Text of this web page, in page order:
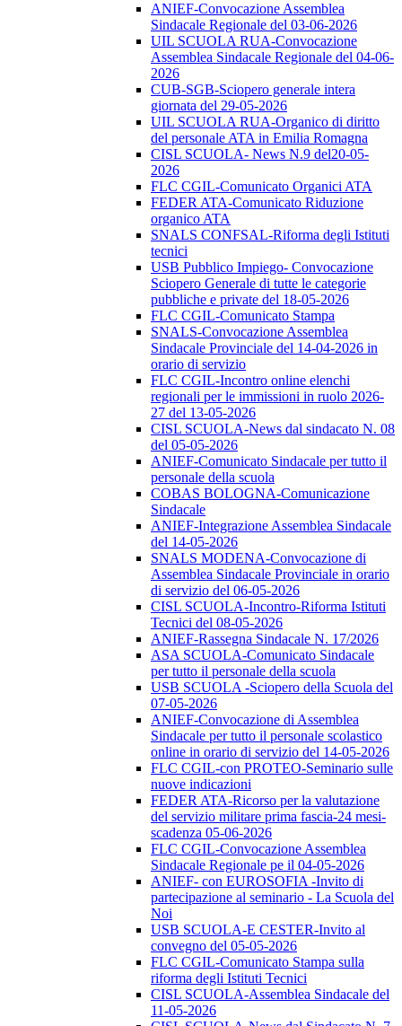
ANIEF-Convocazione Assemblea
Sindacale Regionale del 03-06-2026
UIL SCUOLA RUA-Convocazione
Assemblea Sindacale Regionale del 04-06-
2026
CUB-SGB-Sciopero generale intera
giornata del 29-05-2026
UIL SCUOLA RUA-Organico di diritto
del personale ATA in Emilia Romagna
CISL SCUOLA- News N.9 del20-05-
2026
FLC CGIL-Comunicato Organici ATA
FEDER ATA-Comunicato Riduzione
organico ATA
SNALS CONFSAL-Riforma degli Istituti
tecnici
USB Pubblico Impiego- Convocazione
Sciopero Generale di tutte le categorie
pubbliche e private del 18-05-2026
FLC CGIL-Comunicato Stampa
SNALS-Convocazione Assemblea
Sindacale Provinciale del 14-04-2026 in
orario di servizio
FLC CGIL-Incontro online elenchi
regionali per le immissioni in ruolo 2026-
27 del 13-05-2026
CISL SCUOLA-News dal sindacato N. 08
del 05-05-2026
ANIEF-Comunicato Sindacale per tutto il
personale della scuola
COBAS BOLOGNA-Comunicazione
Sindacale
ANIEF-Integrazione Assemblea Sindacale
del 14-05-2026
SNALS MODENA-Convocazione di
Assemblea Sindacale Provinciale in orario
di servizio del 06-05-2026
CISL SCUOLA-Incontro-Riforma Istituti
Tecnici del 08-05-2026
ANIEF-Rassegna Sindacale N. 17/2026
ASA SCUOLA-Comunicato Sindacale
per tutto il personale della scuola
USB SCUOLA -Sciopero della Scuola del
07-05-2026
ANIEF-Convocazione di Assemblea
Sindacale per tutto il personale scolastico
online in orario di servizio del 14-05-2026
FLC CGIL-con PROTEO-Seminario sulle
nuove indicazioni
FEDER ATA-Ricorso per la valutazione
del servizio militare prima fascia-24 mesi-
scadenza 05-06-2026
FLC CGIL-Convocazione Assemblea
Sindacale Regionale pe il 04-05-2026
ANIEF- con EUROSOFIA -Invito di
partecipazione al seminario - La Scuola del
Noi
USB SCUOLA-E CESTER-Invito al
convegno del 05-05-2026
FLC CGIL-Comunicato Stampa sulla
riforma degli Istituti Tecnici
CISL SCUOLA-Assemblea Sindacale del
11-05-2026